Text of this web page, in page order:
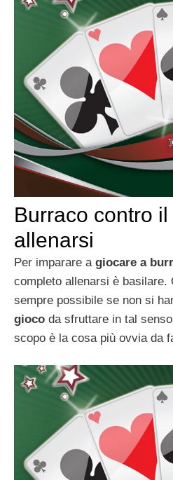
Burraco contro
allenarsi
Per imparare a giocare a
completo allenarsi è basilare.
sempre possibile se non si
gioco da sfruttare in tal
scopo è la cosa più ovvia da